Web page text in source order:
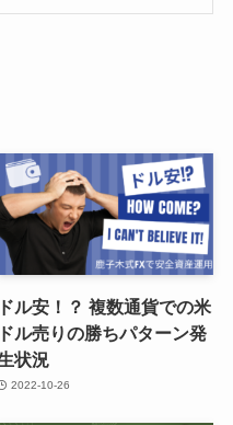
ドル安！？ 複数通貨での米
ドル売りの勝ちパターン発
状況
2022-10-26